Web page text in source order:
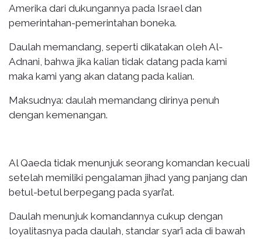
Amerika dari dukungannya pada Israel dan
pemerintahan-pemerintahan boneka.
Daulah memandang, seperti dikatakan oleh Al-
Adnani, bahwa jika kalian tidak datang pada kami
maka kami yang akan datang pada kalian.
Maksudnya: daulah memandang dirinya penuh
dengan kemenangan.
Al Qaeda tidak menunjuk seorang komandan kecuali
setelah memiliki pengalaman jihad yang panjang dan
betul-betul berpegang pada syari’at.
Daulah menunjuk komandannya cukup dengan
loyalitasnya pada daulah, standar syar’i ada di bawah